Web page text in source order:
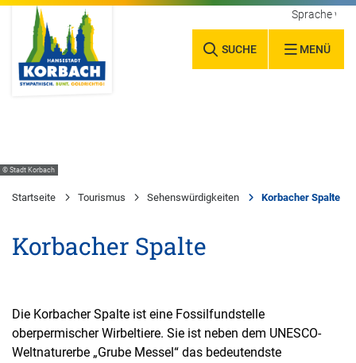
SUCHE MENÜ
Sprache
© Stadt Korbach
Startseite Tourismus Sehenswürdigkeiten Korbacher Spalte
Korbacher Spalte
Die Korbacher Spalte ist eine Fossilfundstelle
oberpermischer Wirbeltiere. Sie ist neben dem UNESCO-
Weltnaturerbe „Grube Messel“ das bedeutendste